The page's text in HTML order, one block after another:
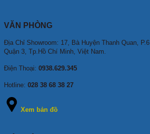
VĂN PHÒNG
Địa Chỉ Showroom: 17, Bà Huyện Thanh Quan, P.6
Quận 3, Tp.Hồ Chí Minh, Việt Nam.
Điện Thoại: 0938.629.345
Hotline: 028 38 68 38 27
Xem bản đồ